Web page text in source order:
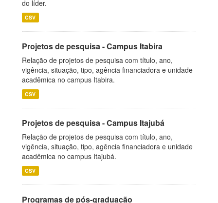
do líder.
CSV
Projetos de pesquisa - Campus Itabira
Relação de projetos de pesquisa com título, ano,
vigência, situação, tipo, agência financiadora e unidade
acadêmica no campus Itabira.
CSV
Projetos de pesquisa - Campus Itajubá
Relação de projetos de pesquisa com título, ano,
vigência, situação, tipo, agência financiadora e unidade
acadêmica no campus Itajubá.
CSV
Programas de pós-graduação